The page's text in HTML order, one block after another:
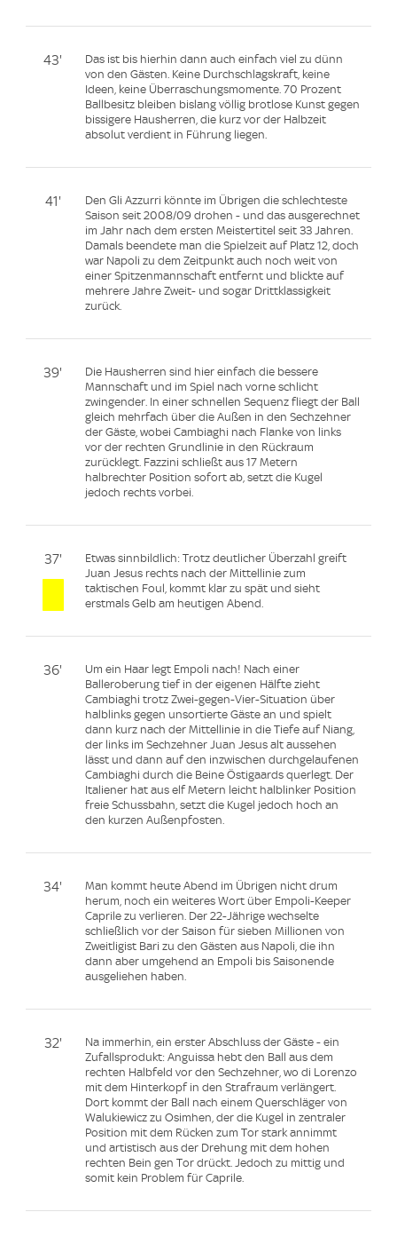
43'
Das ist bis hierhin dann auch einfach viel zu dünn
von den Gästen. Keine Durchschlagskraft, keine
Ideen, keine Überraschungsmomente. 70 Prozent
Ballbesitz bleiben bislang völlig brotlose Kunst gegen
bissigere Hausherren, die kurz vor der Halbzeit
absolut verdient in Führung liegen.
41'
Den Gli Azzurri könnte im Übrigen die schlechteste
Saison seit 2008/09 drohen - und das ausgerechnet
im Jahr nach dem ersten Meistertitel seit 33 Jahren.
Damals beendete man die Spielzeit auf Platz 12, doch
war Napoli zu dem Zeitpunkt auch noch weit von
einer Spitzenmannschaft entfernt und blickte auf
mehrere Jahre Zweit- und sogar Drittklassigkeit
zurück.
39'
Die Hausherren sind hier einfach die bessere
Mannschaft und im Spiel nach vorne schlicht
zwingender. In einer schnellen Sequenz fliegt der Ball
gleich mehrfach über die Außen in den Sechzehner
der Gäste, wobei Cambiaghi nach Flanke von links
vor der rechten Grundlinie in den Rückraum
zurücklegt. Fazzini schließt aus 17 Metern
halbrechter Position sofort ab, setzt die Kugel
jedoch rechts vorbei.
37'
Etwas sinnbildlich: Trotz deutlicher Überzahl greift
Juan Jesus rechts nach der Mittellinie zum
taktischen Foul, kommt klar zu spät und sieht
erstmals Gelb am heutigen Abend.
36'
Um ein Haar legt Empoli nach! Nach einer
Balleroberung tief in der eigenen Hälfte zieht
Cambiaghi trotz Zwei-gegen-Vier-Situation über
halblinks gegen unsortierte Gäste an und spielt
dann kurz nach der Mittellinie in die Tiefe auf Niang,
der links im Sechzehner Juan Jesus alt aussehen
lässt und dann auf den inzwischen durchgelaufenen
Cambiaghi durch die Beine Östigaards querlegt. Der
Italiener hat aus elf Metern leicht halblinker Position
freie Schussbahn, setzt die Kugel jedoch hoch an
den kurzen Außenpfosten.
34'
Man kommt heute Abend im Übrigen nicht drum
herum, noch ein weiteres Wort über Empoli-Keeper
Caprile zu verlieren. Der 22-Jährige wechselte
schließlich vor der Saison für sieben Millionen von
Zweitligist Bari zu den Gästen aus Napoli, die ihn
dann aber umgehend an Empoli bis Saisonende
ausgeliehen haben.
32'
Na immerhin, ein erster Abschluss der Gäste - ein
Zufallsprodukt: Anguissa hebt den Ball aus dem
rechten Halbfeld vor den Sechzehner, wo di Lorenzo
mit dem Hinterkopf in den Strafraum verlängert.
Dort kommt der Ball nach einem Querschläger von
Walukiewicz zu Osimhen, der die Kugel in zentraler
Position mit dem Rücken zum Tor stark annimmt
und artistisch aus der Drehung mit dem hohen
rechten Bein gen Tor drückt. Jedoch zu mittig und
somit kein Problem für Caprile.